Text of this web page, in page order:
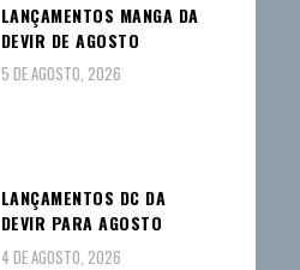
LANÇAMENTOS MANGA DA
DEVIR DE AGOSTO
5 DE AGOSTO, 2026
LANÇAMENTOS DC DA
DEVIR PARA AGOSTO
4 DE AGOSTO, 2026